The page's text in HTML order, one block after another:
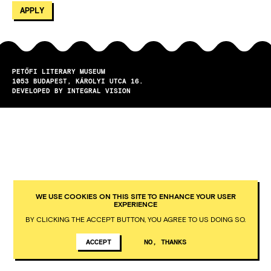
PETŐFI LITERARY MUSEUM
1053
BUDAPEST
KÁROLYI UTCA 16.
DEVELOPED BY INTEGRAL VISION
WE USE COOKIES ON THIS SITE TO ENHANCE YOUR USER
EXPERIENCE
BY CLICKING THE ACCEPT BUTTON, YOU AGREE TO US DOING SO.
ACCEPT NO, THANKS